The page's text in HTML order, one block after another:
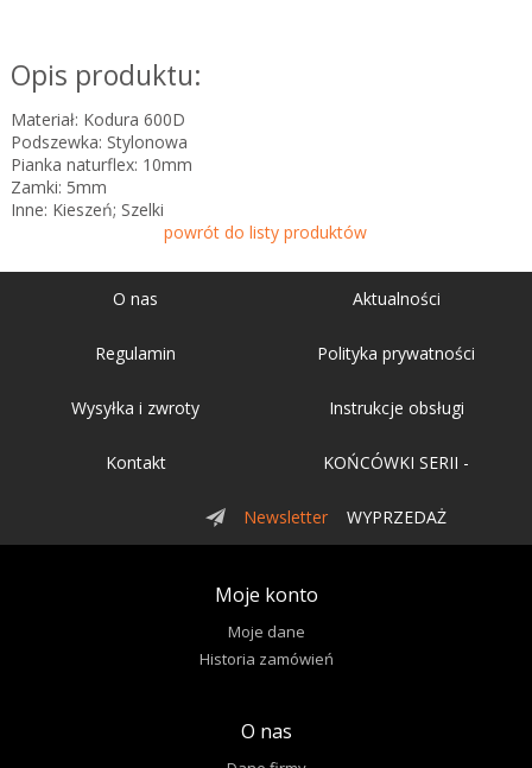
Opis produktu:
Materiał: Kodura 600D
Podszewka: Stylonowa
Pianka naturflex: 10mm
Zamki: 5mm
Inne: Kieszeń; Szelki
powrót do listy produktów
O nas Aktualności
Regulamin Polityka prywatności
Wysyłka i zwroty Instrukcje obsługi
Kontakt KOŃCÓWKI SERII -
WYPRZEDAŻ
Newsletter
Moje konto
Moje dane
Historia zamówień
O nas